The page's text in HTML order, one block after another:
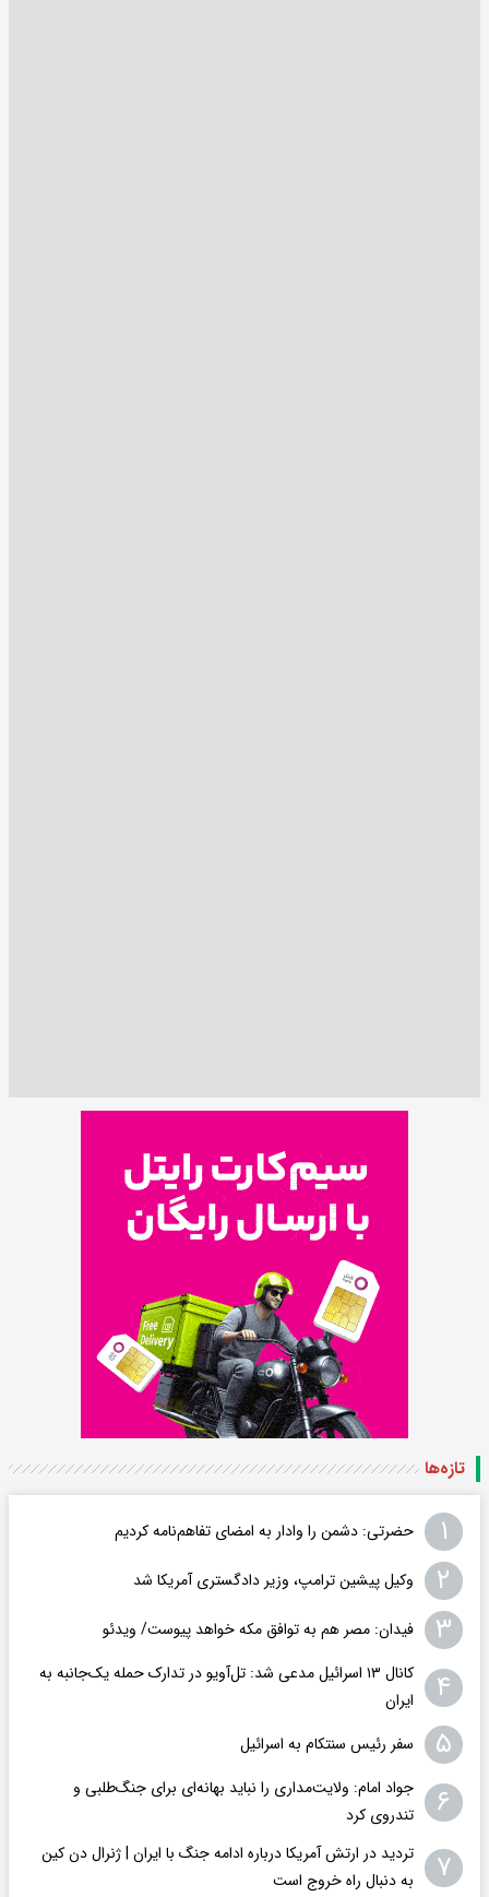
تازه‌ها
۱ حضرتی: دشمن را وادار به امضای تفاهم‌نامه کردیم
۲ وکیل پیشین ترامپ، وزیر دادگستری آمریکا شد
۳ فیدان: مصر هم به توافق مکه خواهد پیوست/ ویدئو
۴
کانال ۱۳ اسرائیل مدعی شد: تل‌آویو در تدارک حمله یک‌جانبه به
ایران
۵ سفر رئیس سنتکام به اسرائیل
۶
جواد امام: ولایت‌مداری را نباید بهانه‌ای برای جنگ‌طلبی و
تندروی کرد
۷
تردید در ارتش آمریکا درباره ادامه جنگ با ایران | ژنرال دن کین
به دنبال راه خروج است